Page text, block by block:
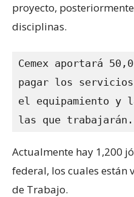
proyecto,
disciplinas.
Cemex aportará
pagar los
el equipamiento y
las que trabajarán.
Actualmente hay 1,200
federal, los cuales están
de Trabajo.